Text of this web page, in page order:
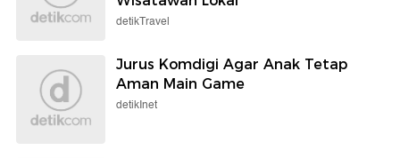
detikTravel
Jurus Komdigi Agar Anak Tetap
Aman Main Game
detikInet